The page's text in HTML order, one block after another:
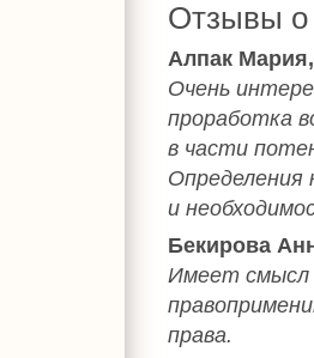
Отзывы о
Алпак
Очень
проработка
в части
и
Бекирова
Имеет смысл
права.